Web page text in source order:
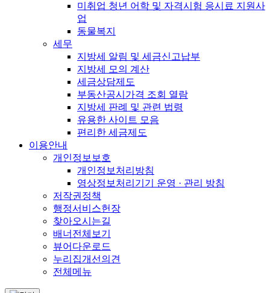
미취업 청년 어학 및 자격시험 응시료 지원사
업
동물복지
세무
지방세 알림 및 세금신고납부
지방세 모의 계산
세금상담제도
부동산공시가격 조회 열람
지방세 판례 및 관련 법령
유용한 사이트 모음
편리한 세금제도
이용안내
개인정보보호
개인정보처리방침
영상정보처리기기 운영 · 관리 방침
저작권정책
행정서비스헌장
찾아오시는길
배너전체보기
뷰어다운로드
누리집개선의견
전체메뉴